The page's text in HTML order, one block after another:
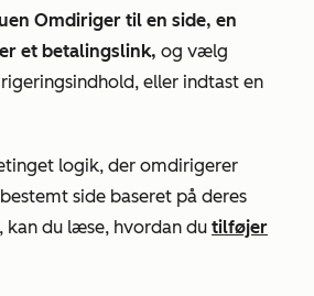
Omdiriger til en side, en
et betalingslink, og vælg
eller indtast en
logik, der omdirigerer
side baseret på deres
kan du læse, hvordan du tilføjer